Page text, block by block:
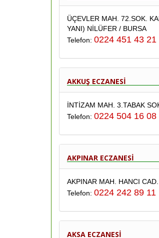
ÜÇEVLER MAH. 72.SOK.
YANI) NİLÜFER / BURSA
Telefon: 0224 451 43 21
AKKUŞ ECZANESİ
İNTİZAM MAH. 3.TABAK
Telefon: 0224 504 16 08
AKPINAR ECZANESİ
AKPINAR MAH. HANCI
Telefon: 0224 242 89 11
AKSA ECZANESİ